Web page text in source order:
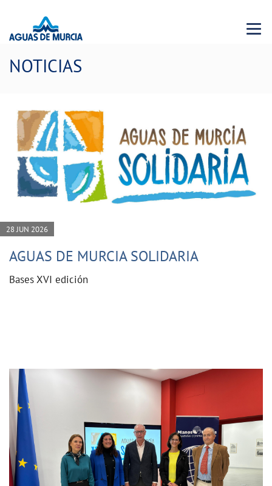
Menu
NOTICIAS
28 JUN 2026
AGUAS DE MURCIA SOLIDARIA
Bases XVI edición